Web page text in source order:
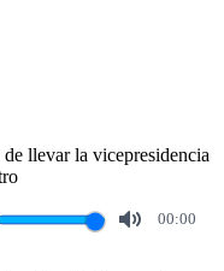
00:00